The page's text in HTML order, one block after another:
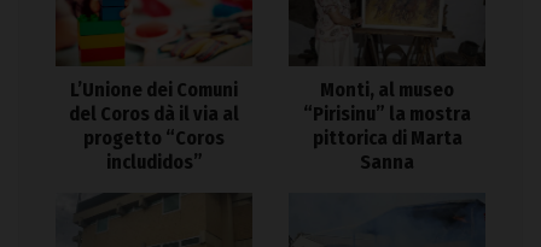
L’Unione dei Comuni
del Coros dà il via al
progetto “Coros
includidos”
Monti, al museo
“Pirisinu” la mostra
pittorica di Marta
Sanna